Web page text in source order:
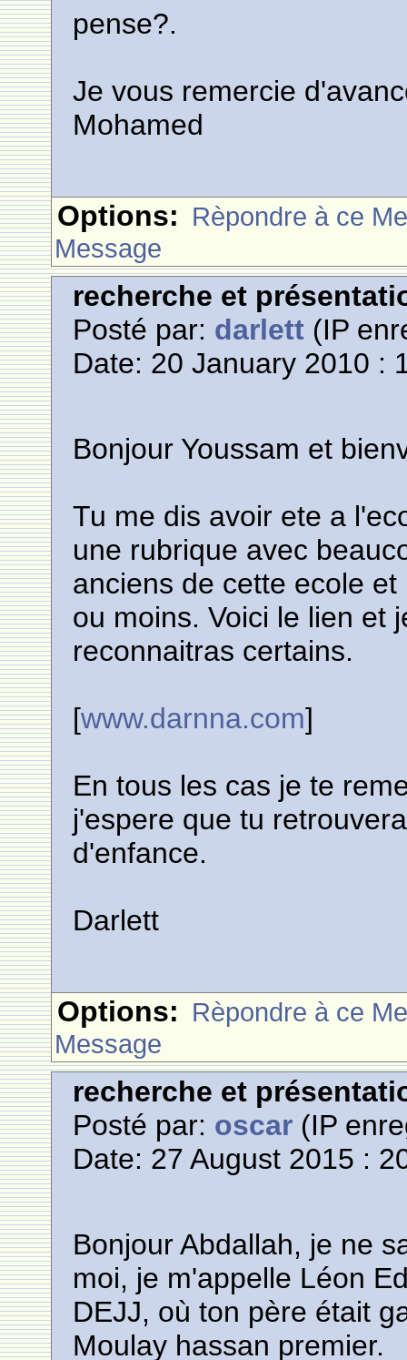
pense?.
Je vous remercie
Mohamed
Options: Rèpondre à ce
Message
recherche et
Posté par: darlett (IP
Date: 20 January 2010 :
Bonjour Youssam et
Tu me dis avoir ete a
une rubrique avec
anciens de cette ecole
ou moins. Voici le lien et
reconnaitras certains.
[www.darnna.com]
En tous les cas je te
j'espere que tu
d'enfance.
Darlett
Options: Rèpondre à ce
Message
recherche et
Posté par: oscar (IP
Date: 27 August 2015 :
Bonjour Abdallah, je ne
moi, je m'appelle Léon
DEJJ, où ton père était
Moulay hassan premier.